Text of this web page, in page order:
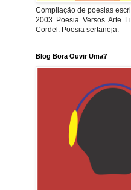
Compilação de poesias
2003. Poesia. Versos. Arte.
Cordel. Poesia sertaneja.
Blog Bora Ouvir Uma?